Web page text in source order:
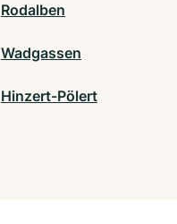
Rodalben
Wadgassen
Hinzert-Pölert